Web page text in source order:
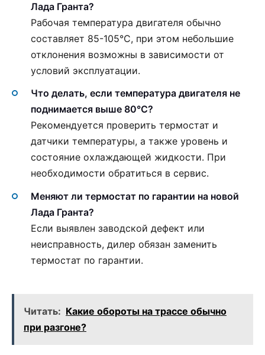
Лада Гранта?
Рабочая температура двигателя обычно
составляет 85-105°С, при этом небольшие
отклонения возможны в зависимости от
условий эксплуатации.
Что делать, если температура двигателя не
поднимается выше 80°С?
Рекомендуется проверить термостат и
датчики температуры, а также уровень и
состояние охлаждающей жидкости. При
необходимости обратиться в сервис.
Меняют ли термостат по гарантии на новой
Лада Гранта?
Если выявлен заводской дефект или
неисправность, дилер обязан заменить
термостат по гарантии.
Читать: Какие обороты на трассе обычно
при разгоне?